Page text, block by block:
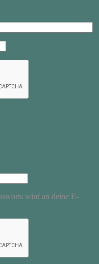
wird an deine E-